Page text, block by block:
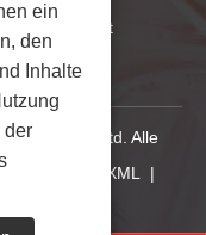
Stadt
Co., Ltd. Alle
XML
|
ein
den
Inhalte
der